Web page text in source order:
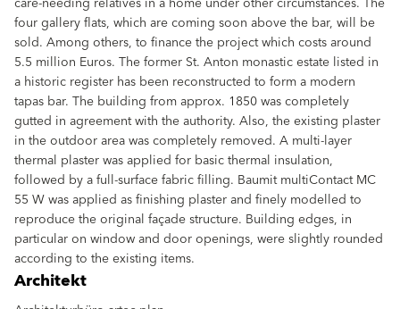
four gallery flats, which are coming soon above the bar, will be
sold. Among others, to finance the project which costs around
5.5 million Euros. The former St. Anton monastic estate listed in
a historic register has been reconstructed to form a modern
tapas bar. The building from approx. 1850 was completely
gutted in agreement with the authority. Also, the existing plaster
in the outdoor area was completely removed. A multi-layer
thermal plaster was applied for basic thermal insulation,
followed by a full-surface fabric filling. Baumit multiContact MC
55 W was applied as finishing plaster and finely modelled to
reproduce the original façade structure. Building edges, in
particular on window and door openings, were slightly rounded
according to the existing items.
Architekt